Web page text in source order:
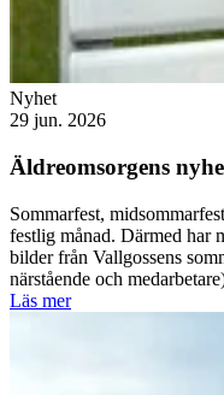
Nyhet
29 jun. 2026
Äldreomsorgens
Sommarfest,
festlig månad. Därmed har
bilder från Vallgossens
närstående och
Läs mer